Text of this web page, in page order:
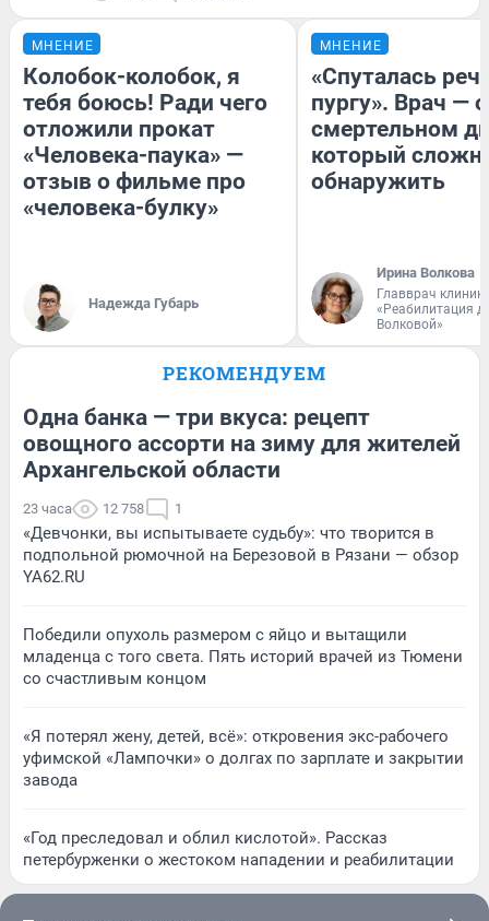
МНЕНИЕ
Колобок-колобок, я
тебя боюсь! Ради чего
отложили прокат
«Человека-паука» —
отзыв о фильме про
«человека-булку»
Надежда Губарь
МНЕНИЕ
«Спуталась
пургу». Врач — о
смертельном
который
обнаружить
Ирина Волкова
Главврач
«Реабилитация
Волковой»
РЕКОМЕНДУЕМ
Одна банка — три вкуса: рецепт
овощного ассорти на зиму для жителей
Архангельской области
23 часа 12 758 1
«Девчонки, вы испытываете судьбу»: что творится в
подпольной рюмочной на Березовой в Рязани — обзор
YA62.RU
Победили опухоль размером с яйцо и вытащили
младенца с того света. Пять историй врачей из Тюмени
со счастливым концом
«Я потерял жену, детей, всё»: откровения экс-рабочего
уфимской «Лампочки» о долгах по зарплате и закрытии
завода
«Год преследовал и облил кислотой». Рассказ
петербурженки о жестоком нападении и реабилитации